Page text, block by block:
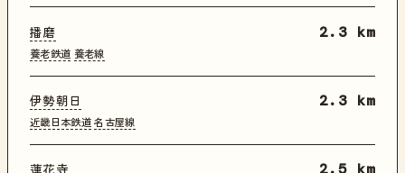
播磨
養老鉄道 養老線
2.3 km
伊勢朝日
近畿日本鉄道 名古屋線
2.3 km
蓮花寺